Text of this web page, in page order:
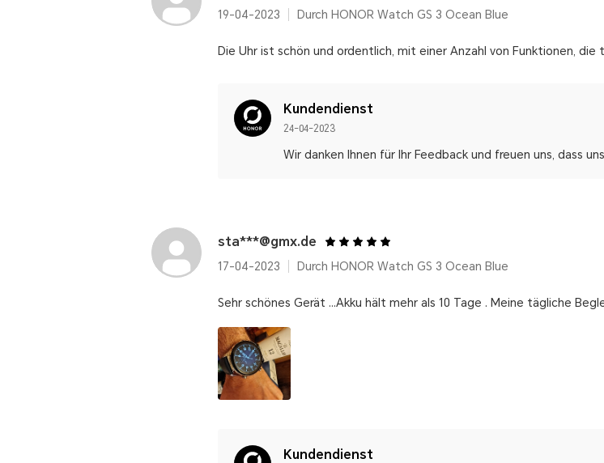
19-04-2023 Durch HONOR Watch GS 3 Ocean Blue
Die Uhr ist schön und ordentlich, mit einer Anzahl von Funktionen,
Kundendienst
24-04-2023
Wir danken Ihnen für Ihr Feedback und freuen uns, dass
sta***@gmx.de
17-04-2023 Durch HONOR Watch GS 3 Ocean Blue
Sehr schönes Gerät ...Akku hält mehr als 10 Tage . Meine tägliche
Kundendienst